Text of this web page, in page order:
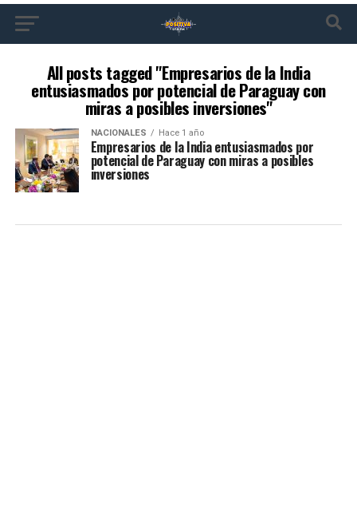
All posts tagged "Empresarios de la India
entusiasmados por potencial de Paraguay con
miras a posibles inversiones"
NACIONALES Hace 1 año
Empresarios de la India entusiasmados por
potencial de Paraguay con miras a posibles
inversiones